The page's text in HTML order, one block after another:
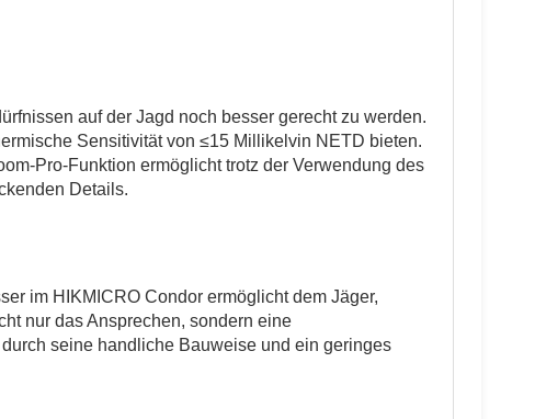
auf der Jagd noch besser gerecht zu werden.
Sensitivität von ≤15 Millikelvin NETD bieten.
Pro-Funktion ermöglicht trotz der Verwendung des
Details.
im HIKMICRO Condor ermöglicht dem Jäger,
nur das Ansprechen, sondern eine
seine handliche Bauweise und ein geringes